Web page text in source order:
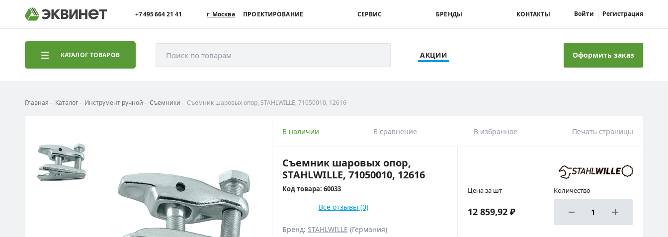
+7 495 664 21 41 г. Москва ПРОЕКТИРОВАНИЕ СЕРВИС БРЕНДЫ КОНТАКТЫ Войти Регистрация
КАТАЛОГ ТОВАРОВ Поиск по товарам АКЦИИ Оформить заказ
Главная Каталог Инструмент ручной Съемники Съемник шаровых опор, STAHLWILLE, 71050010, 12616
В наличии В сравнение В избранное Печать страницы
Съемник шаровых опор,
STAHLWILLE, 71050010, 12616
Код товара: 60033
Все отзывы (0)
Бренд: STAHLWILLE (Германия)
Цена за шт
12 859,92 ₽
Количество